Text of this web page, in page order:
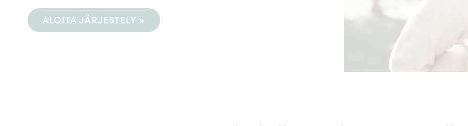
ALOITA JÄRJESTELY »